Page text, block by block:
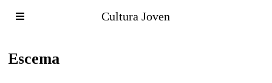
Cultura Joven
Escema